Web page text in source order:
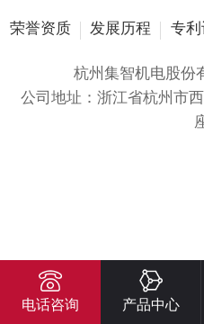
荣誉资质 发展历程 专
杭州集智机电股份
公司地址：浙江省杭州市
电话咨询 产品中心